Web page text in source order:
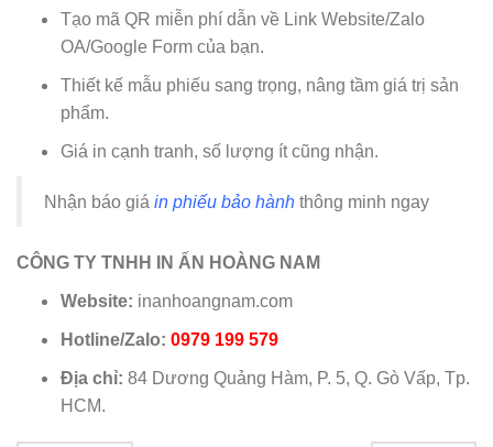
Tạo mã QR miễn phí dẫn về Link Website/Zalo
OA/Google Form của bạn.
Thiết kế mẫu phiếu sang trọng, nâng tầm giá trị sản
phẩm.
Giá in cạnh tranh, số lượng ít cũng nhận.
Nhận báo giá in phiếu bảo hành thông minh ngay
CÔNG TY TNHH IN ẤN HOÀNG NAM
Website: inanhoangnam.com
Hotline/Zalo: 0979 199 579
Địa chỉ: 84 Dương Quảng Hàm, P. 5, Q. Gò Vấp, Tp.
HCM.